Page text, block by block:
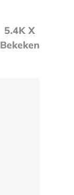
5.4K X
Bekeken